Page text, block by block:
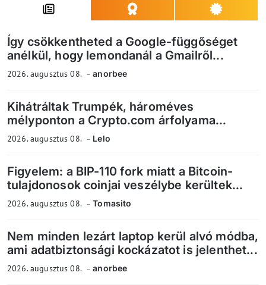
Így csökkentheted a Google-függőséget
anélkül, hogy lemondanál a Gmailről...
2026. augusztus 08. anorbee
Kihátráltak Trumpék, hároméves
mélyponton a Crypto.com árfolyama...
2026. augusztus 08. Lelo
Figyelem: a BIP-110 fork miatt a Bitcoin-
tulajdonosok coinjai veszélybe kerültek...
2026. augusztus 08. Tomasito
Nem minden lezárt laptop kerül alvó módba,
ami adatbiztonsági kockázatot is jelenthet...
2026. augusztus 08. anorbee